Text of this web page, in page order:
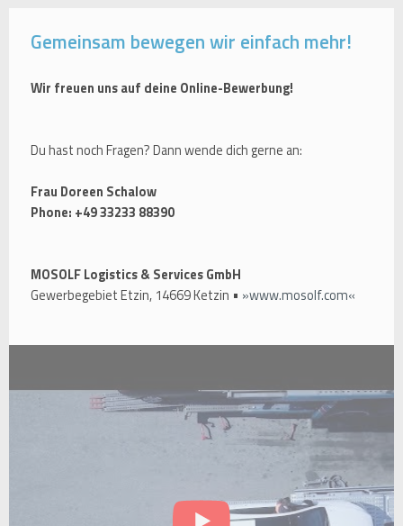
Gemeinsam bewegen wir einfach mehr!
Wir freuen uns auf deine Online-Bewerbung!
Du hast noch Fragen? Dann wende dich gerne an:
Frau Doreen Schalow
Phone: +49 33233 88390
MOSOLF Logistics & Services GmbH
Gewerbegebiet Etzin, 14669 Ketzin • www.mosolf.com